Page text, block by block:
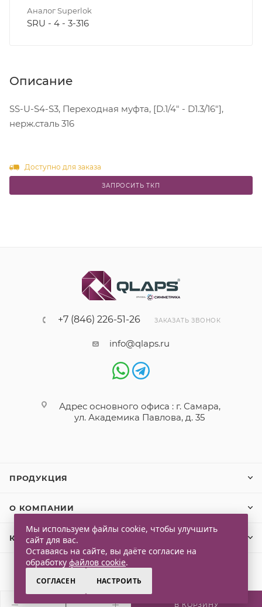
Аналог Superlok
SRU - 4 - 3-316
Описание
SS-U-S4-S3, Переходная муфта, [D.1/4" - D1.3/16"],
нерж.сталь 316
Доступно для заказа
В КОРЗИНУ
ЗАПРОСИТЬ ТКП
+7 (846) 226-51-26 ЗАКАЗАТЬ ЗВОНОК
info@qlaps.ru
Адрес основного офиса : г. Самара,
ул. Академика Павлова, д. 35
ПРОДУКЦИЯ
О КОМПАНИИ
КЛИЕНТАМ
Мы используем файлы cookie, чтобы улучшить
сайт для вас.
Оставаясь на сайте, вы даёте согласие на
обработку файлов cookie.
СОГЛАСЕН НАСТРОИТЬ